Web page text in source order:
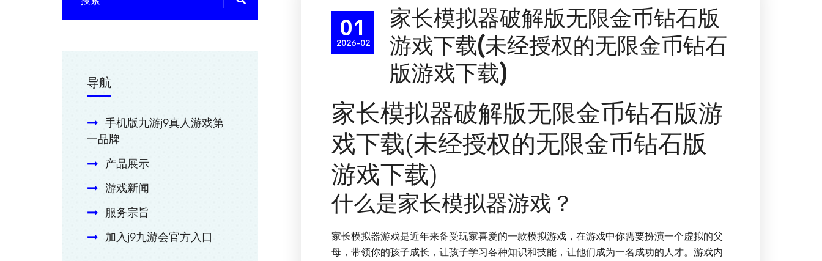
01
2026-02
家长模拟器破解版无限金币钻石版
游戏下载(未经授权的无限金币钻石
版游戏下载)
家长模拟器破解版无限金币钻石版游
戏下载(未经授权的无限金币钻石版
游戏下载)
什么是家长模拟器游戏？
家长模拟器游戏是近年来备受玩家喜爱的一款模拟游戏，在游戏中你需要扮演一个虚拟的父
母，带领你的孩子成长，让孩子学习各种知识和技能，让他们成为一名成功的人才。游戏内
导航
手机版九游j9真人游戏第
一品牌
产品展示
游戏新闻
服务宗旨
加入j9九游会官方入口